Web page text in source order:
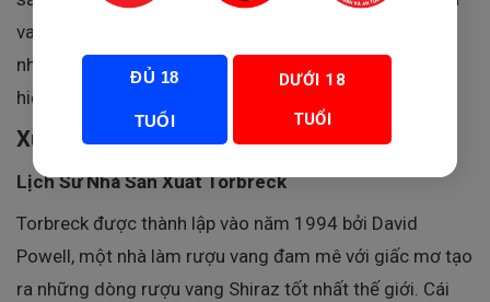
vang đã ghi dấu ấn mạnh mẽ trong giới yêu rượu vang
nhờ những dòng rượu vang đậm chất thổ nhưỡng, thể
hiện rõ nét đặc trưng của vùng đất trồng nho lâu đời.
Xuất Xứ Của Torbreck The Struie
Lịch Sử Nhà Sản Xuất Torbreck
Torbreck được thành lập vào năm 1994 bởi David
Powell, một nhà làm rượu vang đam mê với giấc mơ tạo
ra những dòng rượu vang Shiraz tốt nhất thế giới. Cái
ĐỦ 18
TUỔI
DƯỚI 18
TUỔI